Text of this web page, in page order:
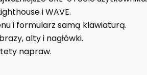
i WAVE.
i formularz samą klawiaturą.
alty i nagłówki.
napraw.